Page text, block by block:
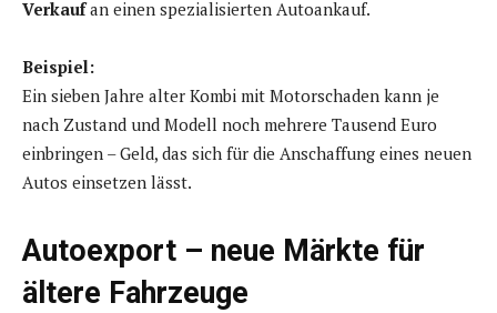
Verkaufan einen spezialisierten Autoankauf.
Beispiel:
Ein sieben Jahre alter Kombi mit Motorschaden kann je
nach Zustand und Modell noch mehrere Tausend Euro
einbringen – Geld, das sich für die Anschaffung eines neuen
Autos einsetzen lässt.
Autoexport – neue Märkte für
ältere Fahrzeuge